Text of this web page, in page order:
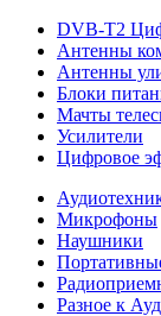
DVB-T2
Антенны
Антенны
Блоки
Мачты
Усилители
Цифровое
Микрофоны
Наушники
Разное к